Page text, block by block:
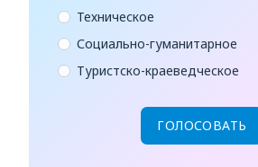
Техническое
Социально-гуманитарное
Туристско-краеведческое